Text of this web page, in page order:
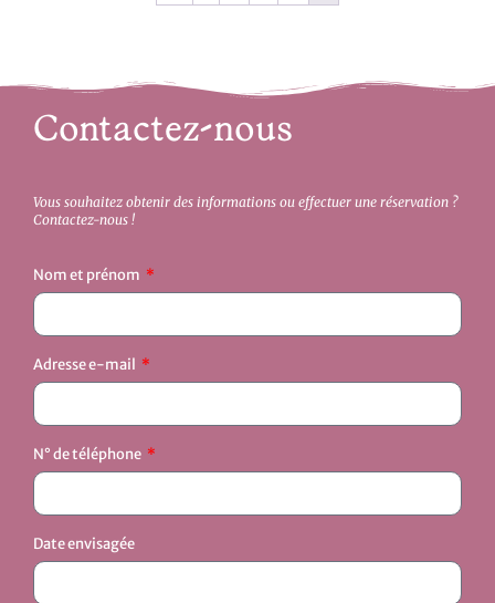
Contactez-nous
Vous souhaitez obtenir des informations ou effectuer une réservation ?
Contactez-nous !
Nom et prénom
Adresse e-mail
N° de téléphone
Date envisagée